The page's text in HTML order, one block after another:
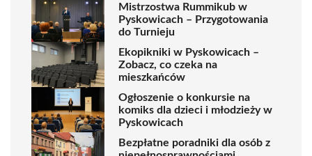
Mistrzostwa Rummikub w
Pyskowicach – Przygotowania
do Turnieju
Ekopikniki w Pyskowicach –
Zobacz, co czeka na
mieszkańców
Ogłoszenie o konkursie na
komiks dla dzieci i młodzieży w
Pyskowicach
Bezpłatne poradniki dla osób z